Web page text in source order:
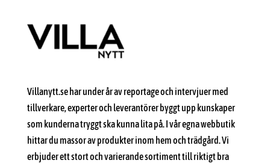
Villanytt.se har under år av reportage och intervjuer med
tillverkare, experter och leverantörer byggt upp kunskaper
som kunderna tryggt ska kunna lita på. I vår egna webbutik
hittar du massor av produkter inom hem och trädgård. Vi
erbjuder ett stort och varierande sortiment till riktigt bra